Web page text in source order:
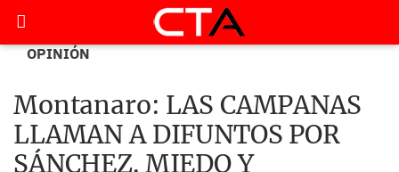
OPINIÓN
Montanaro: LAS CAMPANAS
LLAMAN A DIFUNTOS POR
SÁNCHEZ. MIEDO Y